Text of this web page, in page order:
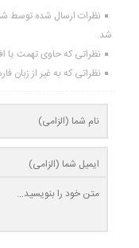
نظرات ارسال شده توسط
شد.
نظراتی که حاوی تهمت یا
نظراتی که به غیر از زبان